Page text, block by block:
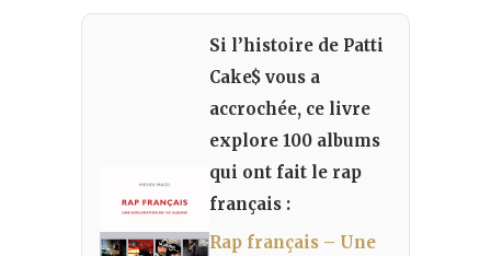
Si l’histoire de Patti
Cake$ vous a
accrochée, ce livre
explore 100 albums
qui ont fait le rap
français :
Rap français – Une